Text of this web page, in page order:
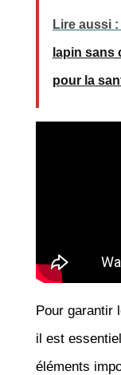
Lire aussi :
lapin sans
pour la
Pour garantir
il est
éléments